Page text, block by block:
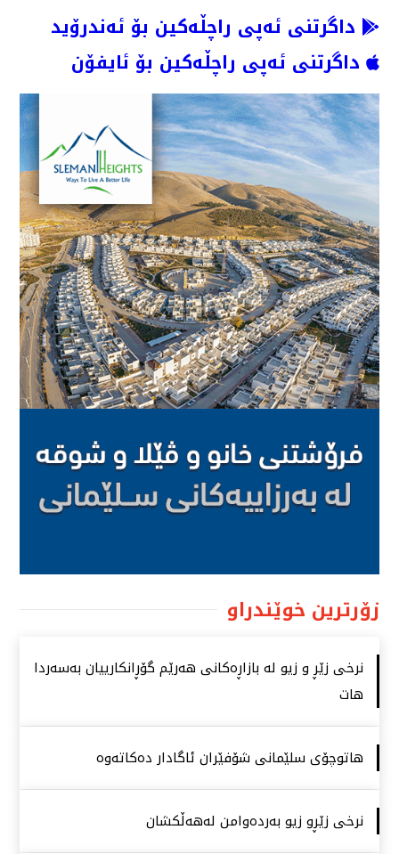
داگرتنی ئەپی راچڵەکین بۆ ئەندرۆید
داگرتنی ئەپی راچڵەکین بۆ ئایفۆن
زۆرترین خوێندراو
نرخی زێڕ و زیو لە بازاڕەكانی هەرێم گۆڕانكارییان بەسەردا
هات
هاتوچۆی سلێمانی شۆفێران ئاگادار دەكاتەوە
نرخی زێڕو زیو بەردەوامن لەهەڵكشان